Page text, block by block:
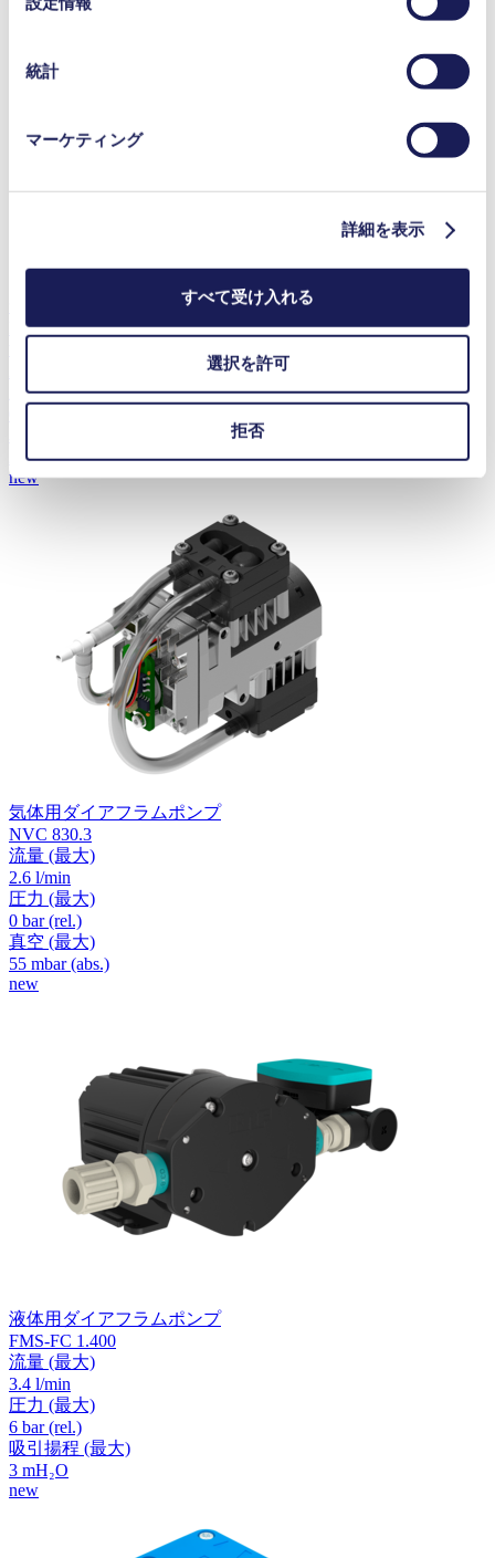
つでも取り消すことができます。
保存期間の詳細については、当社の[プライバシーポリシ
統計
マーケティング
詳細を表示
すべて受け入れる
選択を許可
拒否
気体用ダイアフラムポンプ
NP 20
圧力(最大)
240 mbar (abs.)
new
気体用ダイアフラムポンプ
NVC 830.3
流量 (最大)
2.6 l/min
圧力 (最大)
0 bar (rel.)
真空 (最大)
55 mbar (abs.)
new
液体用ダイアフラムポンプ
FMS-FC 1.400
流量 (最大)
3.4 l/min
圧力 (最大)
6 bar (rel.)
吸引揚程 (最大)
3 mH₂O
new